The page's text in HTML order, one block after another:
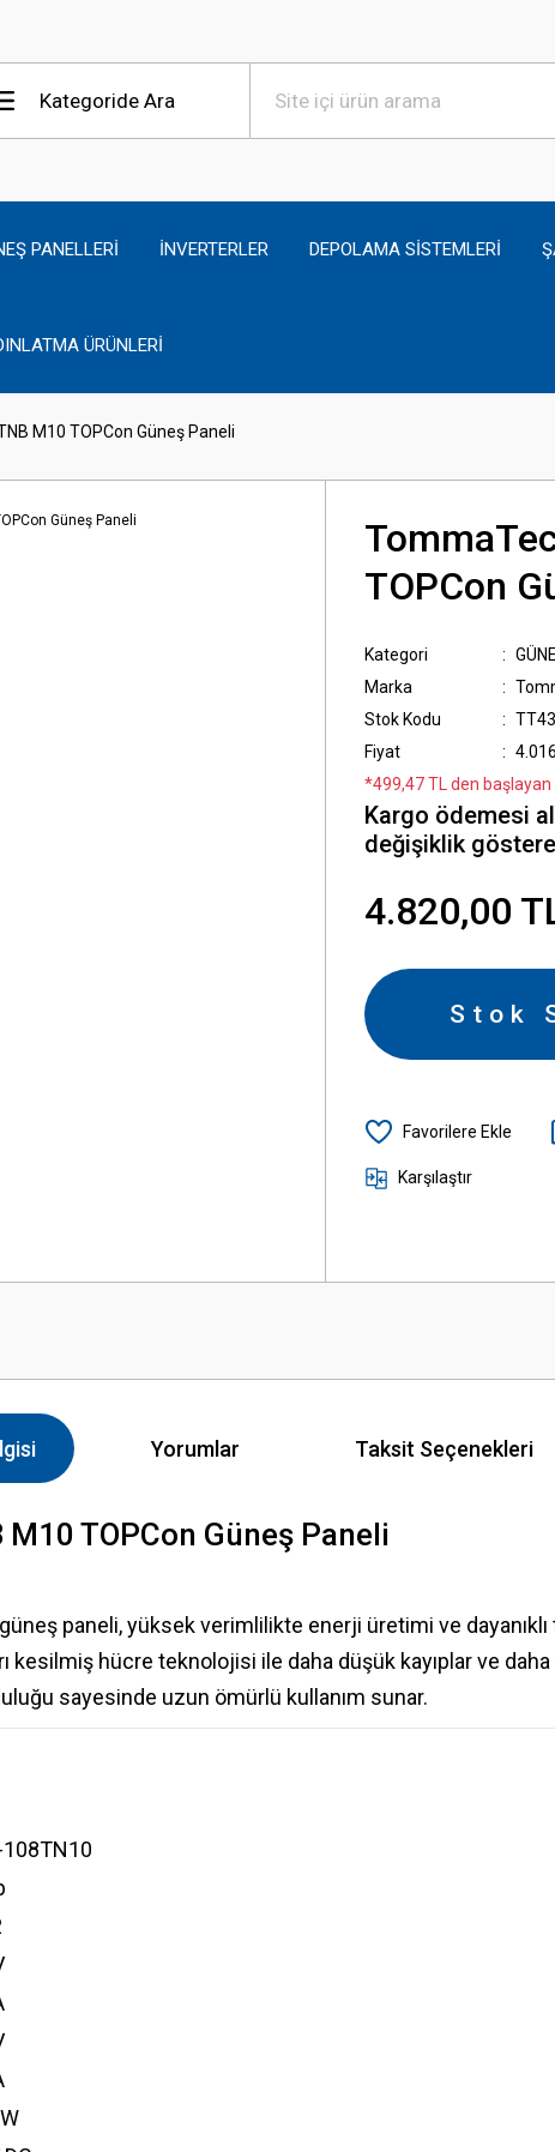
PANELLERİ İNVERTERLER DEPOLAMA SİSTEMLERİ
ÜRÜNLERİ
M10 TOPCon Güneş Paneli
TOPCon
Kategori
Marka
Stok Kodu
Fiyat
*499,47 TL den
Kargo ödemesi
değişiklik
4.820,00
Stok
Karşılaştır
Yorumlar Taksit Seçenekleri
TOPCon Güneş Paneli
paneli, yüksek verimlilikte enerji üretimi ve
hücre teknolojisi ile daha düşük kayıplar ve daha
sayesinde uzun ömürlü kullanım sunar.